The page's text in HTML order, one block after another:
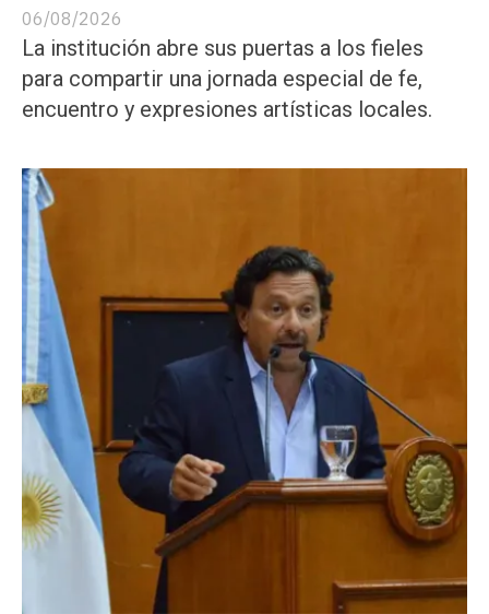
06/08/2026
La institución abre sus puertas a los fieles
para compartir una jornada especial de fe,
encuentro y expresiones artísticas locales.